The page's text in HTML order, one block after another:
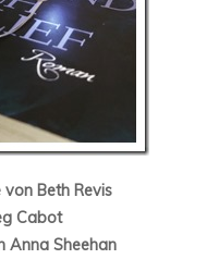
von Beth Revis
Cabot
Anna Sheehan